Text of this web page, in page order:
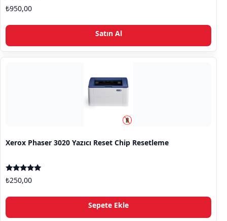
5 üzerinden
5.00
₺950,00
Satın Al
Xerox Phaser 3020 Yazıcı Reset Chip Resetleme
5 üzerinden
5.00
₺250,00
Sepete Ekle